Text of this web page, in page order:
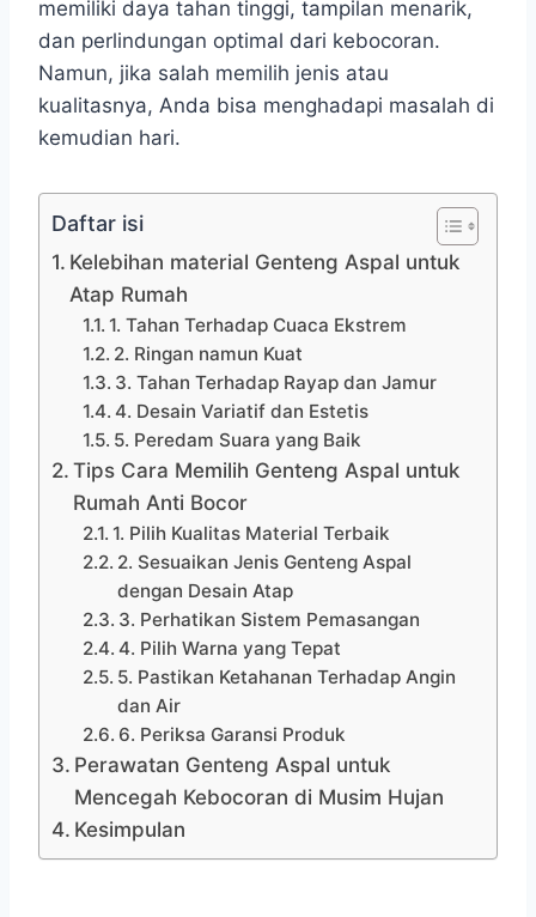
memiliki daya tahan tinggi, tampilan menarik,
dan perlindungan optimal dari kebocoran.
Namun, jika salah memilih jenis atau
kualitasnya, Anda bisa menghadapi masalah di
kemudian hari.
Daftar isi
Kelebihan material Genteng Aspal untuk
Atap Rumah
1. Tahan Terhadap Cuaca Ekstrem
2. Ringan namun Kuat
3. Tahan Terhadap Rayap dan Jamur
4. Desain Variatif dan Estetis
5. Peredam Suara yang Baik
Tips Cara Memilih Genteng Aspal untuk
Rumah Anti Bocor
1. Pilih Kualitas Material Terbaik
2. Sesuaikan Jenis Genteng Aspal
dengan Desain Atap
3. Perhatikan Sistem Pemasangan
4. Pilih Warna yang Tepat
5. Pastikan Ketahanan Terhadap Angin
dan Air
6. Periksa Garansi Produk
Perawatan Genteng Aspal untuk
Mencegah Kebocoran di Musim Hujan
Kesimpulan